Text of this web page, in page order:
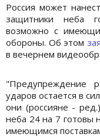
Россия может
защитники неба
возможно с
обороны. Об этом
в вечернем
"Предупреждение
ударов остается в
они (россияне -
неба 24 на 7 готовы
имеющимся